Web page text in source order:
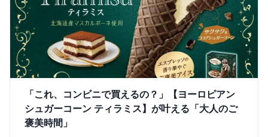
「これ、コンビニで買えるの？」【ヨーロピアン
シュガーコーン ティラミス】が叶える「大人のご
褒美時間」